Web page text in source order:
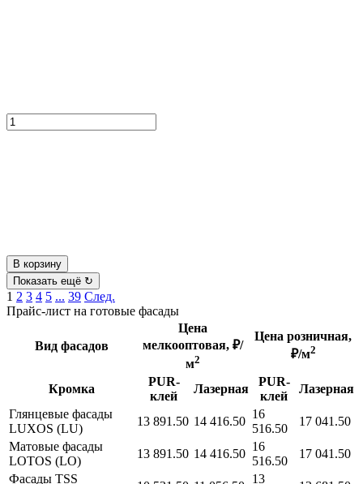
В корзину
Показать ещё ↻
1 2 3 4 5 ... 39 След.
Прайс-лист на готовые фасады
Вид фасадов
Цена
мелкооптовая, ₽/
м2
Цена розничная,
₽/м2
Кромка
PUR-
клей
Лазерная
PUR-
клей
Лазерная
Глянцевые фасады
LUXOS (LU)
13 891.50 14 416.50
16
516.50
17 041.50
Матовые фасады
LOTOS (LO)
13 891.50 14 416.50
16
516.50
17 041.50
Фасады TSS
13